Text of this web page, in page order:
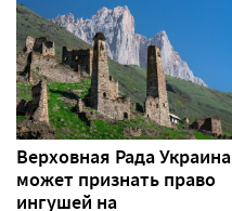
Верховная Рада Украина
может признать право
ингушей на